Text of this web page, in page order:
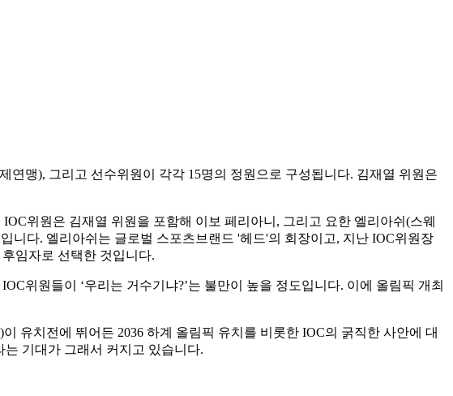
연맹), 그리고 선수위원이 각각 15명의 정원으로 구성됩니다. 김재열 위원은
위원은 김재열 위원을 포함해 이보 페리아니, 그리고 요한 엘리아쉬(스웨
니다. 엘리아쉬는 글로벌 스포츠브랜드 '헤드'의 회장이고, 지난 IOC위원장
임자로 선택한 것입니다.
위원들이 ‘우리는 거수기냐?’는 불만이 높을 정도입니다. 이에 올림픽 개최
유치전에 뛰어든 2036 하계 올림픽 유치를 비롯한 IOC의 굵직한 사안에 대
기대가 그래서 커지고 있습니다.